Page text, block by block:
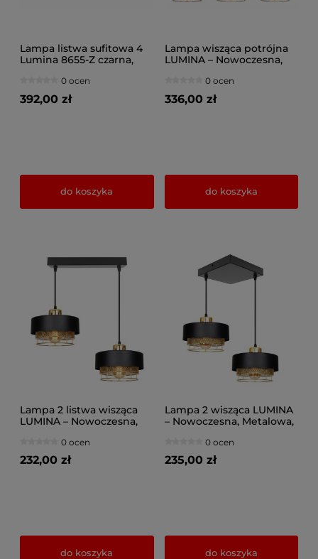
Lampa listwa sufitowa 4
Lumina 8655-Z czarna,
0 ocen
392,00 zł
do koszyka
Lampa wisząca potrójna
LUMINA – Nowoczesna,
Stół (Różne kolory) 8653/2
0 ocen
336,00 zł
do koszyka
Lampa 2 listwa wisząca
LUMINA – Nowoczesna,
Stół (Różne kolory) 8653/2
0 ocen
232,00 zł
do koszyka
Lampa 2 wisząca LUMINA
– Nowoczesna, Metalowa,
kolory) 8658
0 ocen
235,00 zł
do koszyka